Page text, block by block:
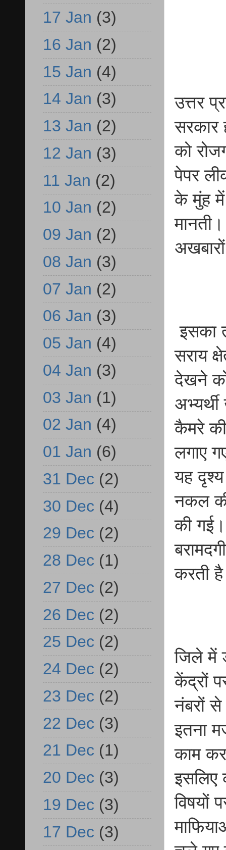
उत्तर
सरकार
को
पेपर
के मुंह में
इसका
सराय
देखने को
कैमरे
लगाए
यह
नकल की
की
करती
जिले में
केंद्रों
नंबरों से
इतना
काम
इसलिए
विषयों
17 Jan (3)
16 Jan (2)
15 Jan (4)
14 Jan (3)
13 Jan (2)
12 Jan (3)
11 Jan (2)
10 Jan (2)
09 Jan (2)
08 Jan (3)
07 Jan (2)
06 Jan (3)
05 Jan (4)
04 Jan (3)
03 Jan (1)
02 Jan (4)
01 Jan (6)
31 Dec (2)
30 Dec (4)
29 Dec (2)
28 Dec (1)
27 Dec (2)
26 Dec (2)
25 Dec (2)
24 Dec (2)
23 Dec (2)
22 Dec (3)
21 Dec (1)
20 Dec (3)
19 Dec (3)
17 Dec (3)